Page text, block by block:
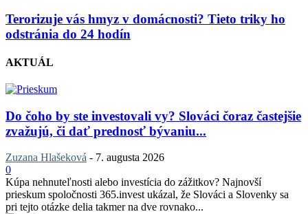
Terorizuje vás hmyz v domácnosti? Tieto triky ho
odstránia do 24 hodín
AKTUÁL
Do čoho by ste investovali vy? Slováci čoraz častejšie
zvažujú, či dať prednosť bývaniu...
Zuzana Hlašeková - 7. augusta 2026
0
Kúpa nehnuteľnosti alebo investícia do zážitkov? Najnovší
prieskum spoločnosti 365.invest ukázal, že Slováci a Slovenky sa
pri tejto otázke delia takmer na dve rovnako...